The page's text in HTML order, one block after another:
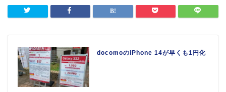
docomoのiPhone 14が早くも1円化